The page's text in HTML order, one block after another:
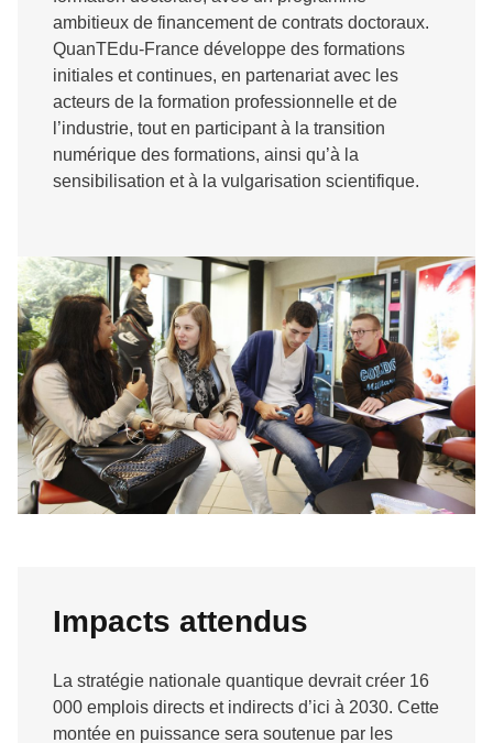
ambitieux de financement de contrats doctoraux.
QuanTEdu-France développe des formations
initiales et continues, en partenariat avec les
acteurs de la formation professionnelle et de
l’industrie, tout en participant à la transition
numérique des formations, ainsi qu’à la
sensibilisation et à la vulgarisation scientifique.
Impacts attendus
La stratégie nationale quantique devrait créer 16
000 emplois directs et indirects d’ici à 2030. Cette
montée en puissance sera soutenue par les